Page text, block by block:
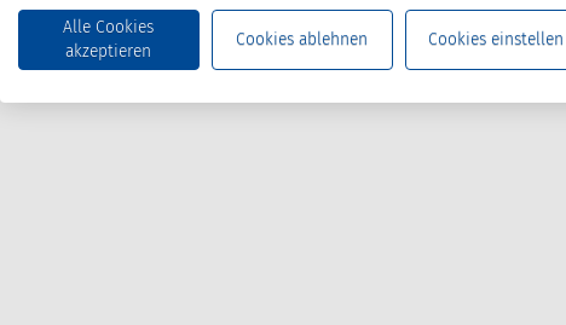
Alle Cookies
akzeptieren
Cookies ablehnen Cookies einstellen